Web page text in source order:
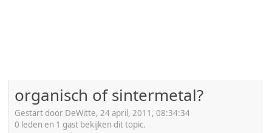
organisch of sintermetal?
Gestart door DeWitte, 24 april, 2011, 08:34:34
0 leden en 1 gast bekijken dit topic.